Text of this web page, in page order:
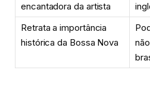
encantadora da artista
Retrata a importância
histórica da Bossa Nova